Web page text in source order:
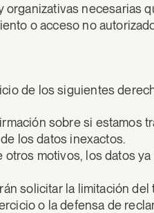
organizativas necesarias
o acceso no
de los siguientes
sobre si estamos
los datos inexactos.
motivos, los datos
solicitar la limitación
o la defensa de